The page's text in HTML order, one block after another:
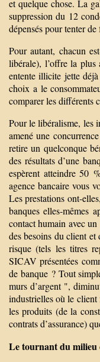
et quelque chose. La
suppression du 12
dépensés pour tenter
Pour autant, chacun
libérale), l’offre la plus
entente illicite jette
choix a le
comparer les différents
Pour le libéralisme, les
amené une
retire un quelconque
des résultats d’une
espèrent atteindre 50
agence bancaire vous
Les prestations ont-
banques elles-mêmes
contact humain avec
des besoins du client
risque (tels les titres
SICAV présentées
de banque ? Tout
murs d’argent ",
industrielles où le client
les produits (de la
contrats d’assurance)
Le tournant du milieu